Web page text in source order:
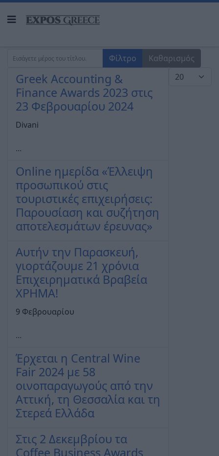
Εισάγετε μέρος του τίτλου. Φίλτρο
Καθαρισμός
Εμφάνιση #
Greek Accounting &
Finance Awards 2023 στις
23 Φεβρουαρίου 2024
Divani
...
Online ημερίδα «Έλλειψη
προσωπικού στις
τουριστικές επιχειρήσεις:
Παρουσίαση και συζήτηση
αποτελεσμάτων έρευνας»
Αυτήν την Παρασκευή,
γιορτάζουμε 21 χρόνια
Επιχειρηματικά Βραβεία
ΧΡΗΜΑ!
9 Φεβρουαρίου
...
Έρχεται η Central Wine
Fair 2024 με 58
οινοπαραγωγούς από την
Αττική, τη Θεσσαλία και τη
Στερεά Ελλάδα
Στις 2 Δεκεμβρίου τα
Coffee Business Awards